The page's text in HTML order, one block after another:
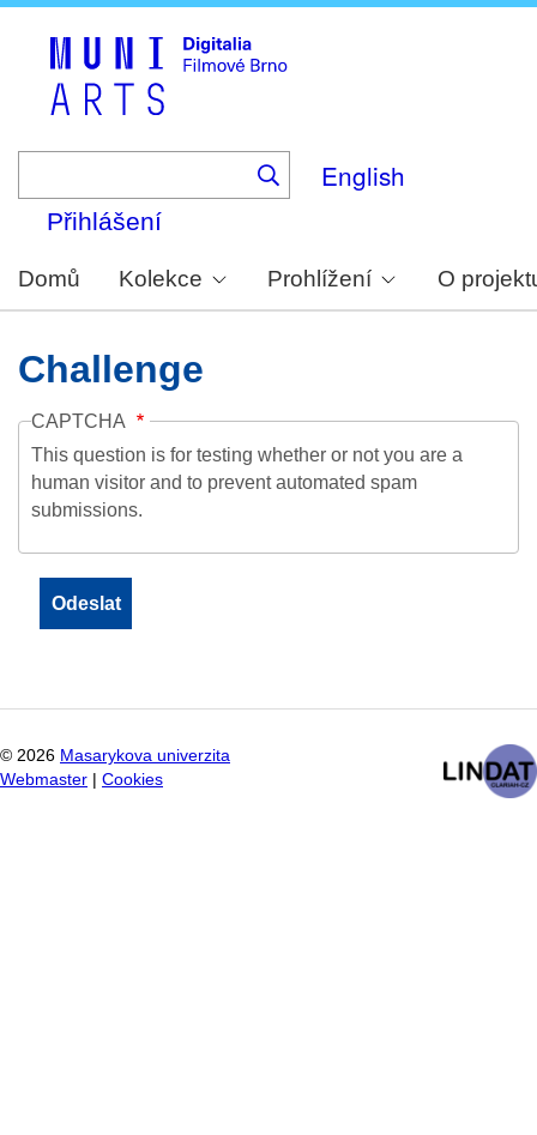
English
Přihlášení
Domů Kolekce Prohlížení O
Challenge
CAPTCHA
This question is for testing whether or not you are a
human visitor and to prevent automated spam
submissions.
© 2026 Masarykova univerzita
Webmaster
Cookies